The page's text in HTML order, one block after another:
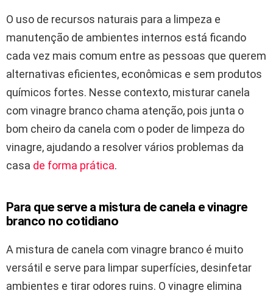
O uso de recursos naturais para a limpeza e
manutenção de ambientes internos está ficando
cada vez mais comum entre as pessoas que querem
alternativas eficientes, econômicas e sem produtos
químicos fortes. Nesse contexto, misturar canela
com vinagre branco chama atenção, pois junta o
bom cheiro da canela com o poder de limpeza do
vinagre, ajudando a resolver vários problemas da
casa de forma prática.
Para que serve a mistura de canela e vinagre
branco no cotidiano
A mistura de canela com vinagre branco é muito
versátil e serve para limpar superfícies, desinfetar
ambientes e tirar odores ruins. O vinagre elimina